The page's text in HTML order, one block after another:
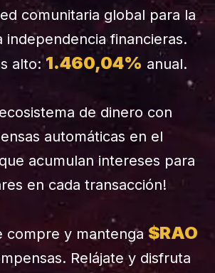
comunitaria global para la
independencia financieras.
alto:1.460,04% anual.
de dinero con
automáticas en el
acumulan intereses para
en cada transacción!
compre y mantenga $RAO
Relájate y disfruta